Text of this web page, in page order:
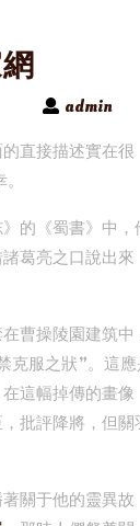
admin
直接描述實在很
的《蜀書》中，
葛亮之口說出來
曹操陵園建筑中
克服之狀”。這應
這幅掉傳的畫像
批評降將，但關
關于他的靈異故